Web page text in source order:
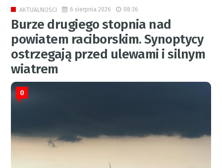
AKTUALNOŚCI 6 sierpnia 2026 08:36
Burze drugiego stopnia nad
powiatem raciborskim. Synoptycy
ostrzegają przed ulewami i silnym
wiatrem
0